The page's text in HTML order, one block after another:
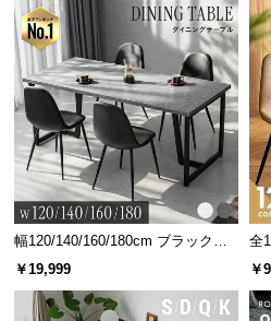
2口コンセント USBポー
幅120/140/160/180cm ブラックフ
レーム ダイニング 大理石調 4人掛
￥19,999
全
ズ
￥